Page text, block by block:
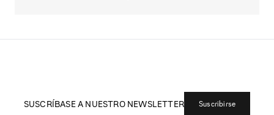
SUSCRÍBASE A NUESTRO NEWSLETTER Suscribirse